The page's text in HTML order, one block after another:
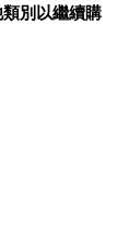
別以繼續購